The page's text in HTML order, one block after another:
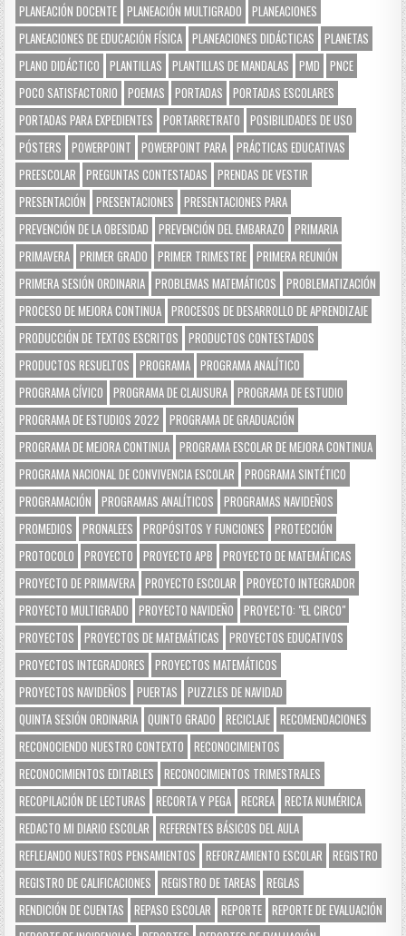
PLANEACIÓN DOCENTE PLANEACIÓN MULTIGRADO
PLANEACIONES
PLANEACIONES DE EDUCACIÓN FÍSICA PLANEACIONES DIDÁCTICAS
PLANETAS
PLANO DIDÁCTICO
PLANTILLAS PLANTILLAS DE MANDALAS PMD
PNCE
POCO SATISFACTORIO
POEMAS PORTADAS
PORTADAS ESCOLARES
PORTADAS PARA EXPEDIENTES
PORTARRETRATO
POSIBILIDADES DE USO
PÓSTERS
POWERPOINT POWERPOINT PARA PRÁCTICAS EDUCATIVAS
PREESCOLAR
PREGUNTAS CONTESTADAS
PRENDAS DE VESTIR
PRESENTACIÓN
PRESENTACIONES
PRESENTACIONES PARA
PREVENCIÓN DE LA OBESIDAD
PREVENCIÓN DEL EMBARAZO
PRIMARIA
PRIMAVERA PRIMER GRADO PRIMER TRIMESTRE PRIMERA REUNIÓN
PRIMERA SESIÓN ORDINARIA PROBLEMAS MATEMÁTICOS
PROBLEMATIZACIÓN
PROCESO DE MEJORA CONTINUA PROCESOS DE DESARROLLO DE APRENDIZAJE
PRODUCCIÓN DE TEXTOS ESCRITOS
PRODUCTOS CONTESTADOS
PRODUCTOS RESUELTOS
PROGRAMA PROGRAMA ANALÍTICO
PROGRAMA CÍVICO
PROGRAMA DE CLAUSURA PROGRAMA DE ESTUDIO
PROGRAMA DE ESTUDIOS 2022
PROGRAMA DE GRADUACIÓN
PROGRAMA DE MEJORA CONTINUA PROGRAMA ESCOLAR DE MEJORA CONTINUA
PROGRAMA NACIONAL DE CONVIVENCIA ESCOLAR
PROGRAMA SINTÉTICO
PROGRAMACIÓN
PROGRAMAS ANALÍTICOS
PROGRAMAS NAVIDEÑOS
PROMEDIOS
PRONALEES PROPÓSITOS Y FUNCIONES
PROTECCIÓN
PROTOCOLO
PROYECTO PROYECTO APB
PROYECTO DE MATEMÁTICAS
PROYECTO DE PRIMAVERA PROYECTO ESCOLAR
PROYECTO INTEGRADOR
PROYECTO MULTIGRADO
PROYECTO NAVIDEÑO
PROYECTO: "EL CIRCO"
PROYECTOS
PROYECTOS DE MATEMÁTICAS
PROYECTOS EDUCATIVOS
PROYECTOS INTEGRADORES
PROYECTOS MATEMÁTICOS
PROYECTOS NAVIDEÑOS
PUERTAS
PUZZLES DE NAVIDAD
QUINTA SESIÓN ORDINARIA QUINTO GRADO RECICLAJE RECOMENDACIONES
RECONOCIENDO NUESTRO CONTEXTO
RECONOCIMIENTOS
RECONOCIMIENTOS EDITABLES
RECONOCIMIENTOS TRIMESTRALES
RECOPILACIÓN DE LECTURAS
RECORTA Y PEGA RECREA RECTA NUMÉRICA
REDACTO MI DIARIO ESCOLAR
REFERENTES BÁSICOS DEL AULA
REFLEJANDO NUESTROS PENSAMIENTOS
REFORZAMIENTO ESCOLAR
REGISTRO
REGISTRO DE CALIFICACIONES
REGISTRO DE TAREAS
REGLAS
RENDICIÓN DE CUENTAS
REPASO ESCOLAR REPORTE REPORTE DE EVALUACIÓN